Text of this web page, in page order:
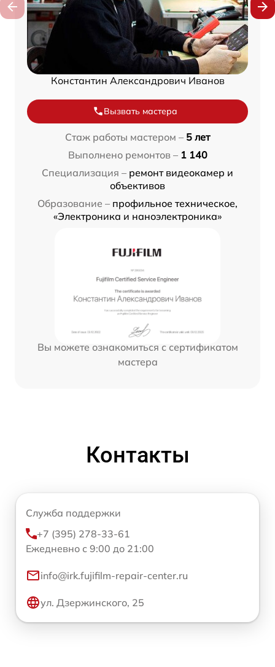
Константин Александрович Иванов
Вызвать мастера
Стаж работы мастером – 5 лет
Выполнено ремонтов – 1 140
Специализация – ремонт видеокамер и
объективов
Образование – профильное техническое,
«Электроника и наноэлектроника»
Вы можете ознакомиться с сертификатом
мастера
Контакты
Служба поддержки
+7 (395) 278-33-61
Ежедневно с 9:00 до 21:00
info@irk.fujifilm-repair-center.ru
ул. Дзержинского, 25